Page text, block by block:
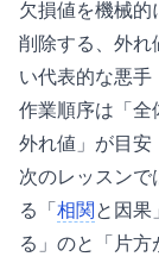
欠損値を機械
削除する、外れ
い代表的な悪手
作業順序は「
外れ値」が目安
次のレッスン
る「相関と因果
る」のと「片